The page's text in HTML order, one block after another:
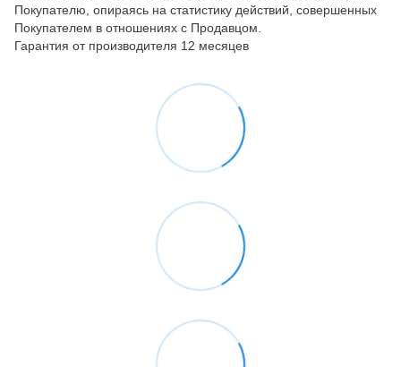
Покупателю, опираясь на статистику действий, совершенных
Покупателем в отношениях с Продавцом.
Гарантия от производителя 12 месяцев